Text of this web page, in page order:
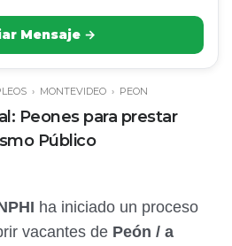
Mensaje →
› MONTEVIDEO › PEON
Peones para prestar
Público
ha iniciado un proceso
vacantes de Peón / a